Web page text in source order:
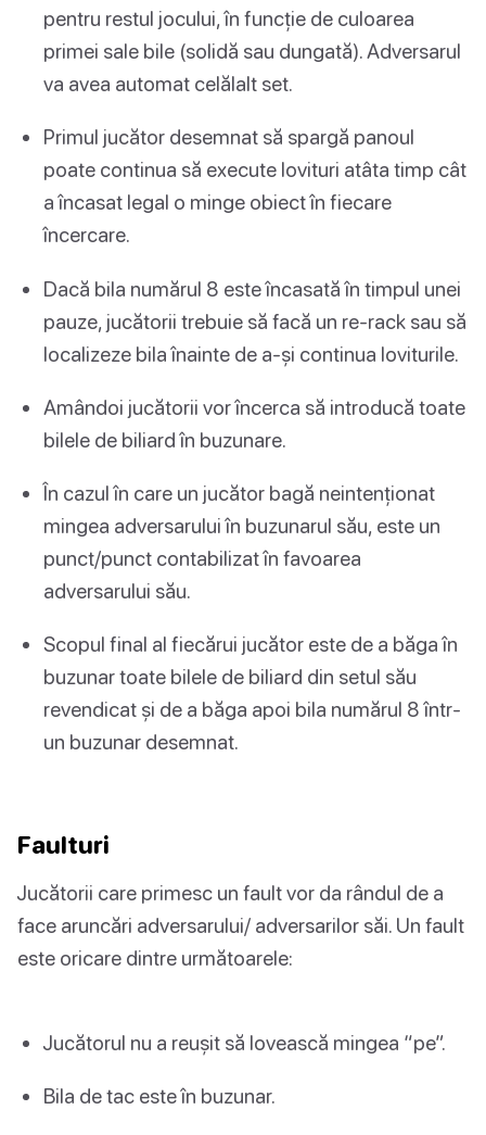
pentru restul jocului, în funcție de culoarea
primei sale bile (solidă sau dungată). Adversarul
va avea automat celălalt set.
Primul jucător desemnat să spargă panoul
poate continua să execute lovituri atâta timp cât
a încasat legal o minge obiect în fiecare
încercare.
Dacă bila numărul 8 este încasată în timpul unei
pauze, jucătorii trebuie să facă un re-rack sau să
localizeze bila înainte de a-și continua loviturile.
Amândoi jucătorii vor încerca să introducă toate
bilele de biliard în buzunare.
În cazul în care un jucător bagă neintenționat
mingea adversarului în buzunarul său, este un
punct/punct contabilizat în favoarea
adversarului său.
Scopul final al fiecărui jucător este de a băga în
buzunar toate bilele de biliard din setul său
revendicat și de a băga apoi bila numărul 8 într-
un buzunar desemnat.
Faulturi
Jucătorii care primesc un fault vor da rândul de a
face aruncări adversarului/ adversarilor săi. Un fault
este oricare dintre următoarele:
Jucătorul nu a reușit să lovească mingea “pe”.
Bila de tac este în buzunar.